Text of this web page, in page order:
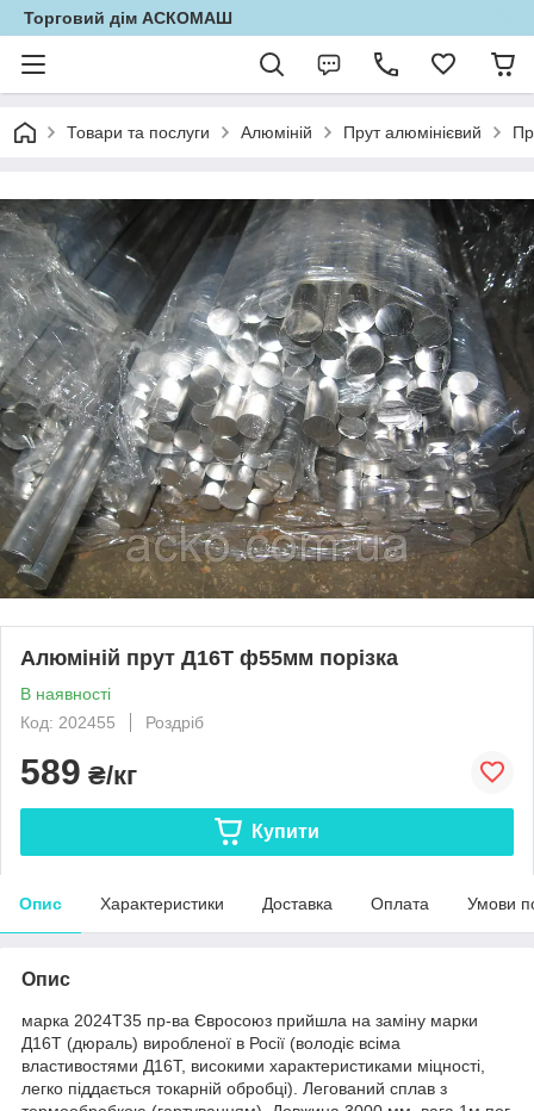
Торговий дім АСКОМАШ
Товари та послуги Алюміній Прут алюмінієвий
Алюміній прут Д16Т ф55мм порізка
В наявності
Код: 202455
Роздріб
589 ₴/кг
Купити
Опис Характеристики Доставка Оплата Умови
Опис
марка 2024Т35 пр-ва Євросоюз прийшла на заміну марки
Д16Т (дюраль) виробленої в Росії (володіє всіма
властивостями Д16Т, високими характеристиками міцності,
легко піддається токарній обробці). Легований сплав з